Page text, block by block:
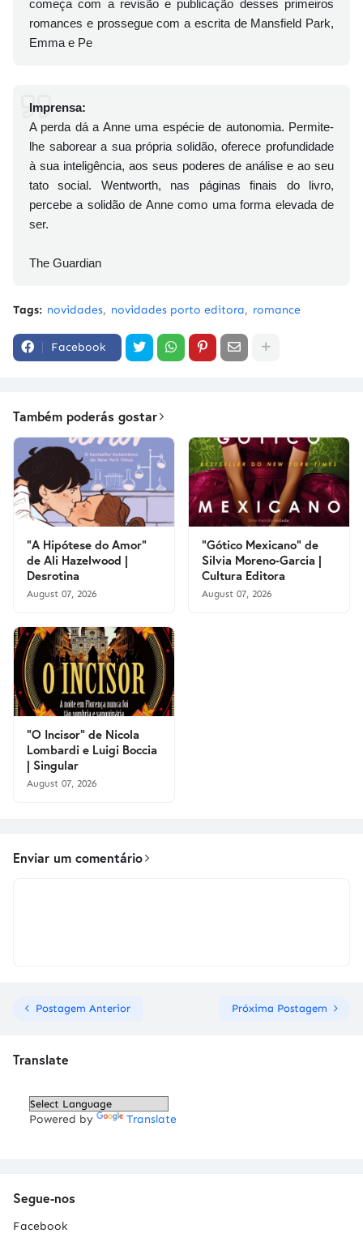
começa com a revisão e publicação desses primeiros
romances e prossegue com a escrita de Mansfield Park,
Emma e Pe
Imprensa:
A perda dá a Anne uma espécie de autonomia. Permite-
lhe saborear a sua própria solidão, oferece profundidade
à sua inteligência, aos seus poderes de análise e ao seu
tato social. Wentworth, nas páginas finais do livro,
percebe a solidão de Anne como uma forma elevada de
ser.
The Guardian
Tags: novidades novidades porto editora romance
Facebook
Também poderás gostar
"A Hipótese do Amor"
de Ali Hazelwood |
Desrotina
August 07, 2026
"Gótico Mexicano" de
Silvia Moreno-Garcia |
Cultura Editora
August 07, 2026
"O Incisor" de Nicola
Lombardi e Luigi Boccia
| Singular
August 07, 2026
Enviar um comentário
Postagem Anterior Próxima Postagem
Translate
Powered by Translate
Segue-nos
Facebook